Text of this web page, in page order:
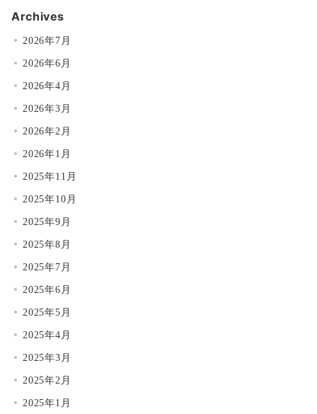
Archives
2026年7月
2026年6月
2026年4月
2026年3月
2026年2月
2026年1月
2025年11月
2025年10月
2025年9月
2025年8月
2025年7月
2025年6月
2025年5月
2025年4月
2025年3月
2025年2月
2025年1月